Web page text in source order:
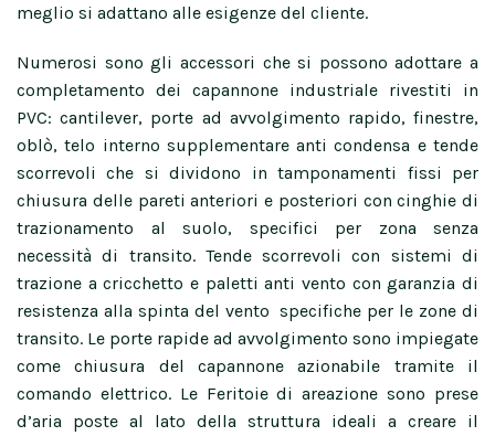
meglio si adattano alle esigenze del cliente.
Numerosi sono gli accessori che si possono adottare a
completamento dei capannone industriale rivestiti in
PVC: cantilever, porte ad avvolgimento rapido, finestre,
oblò, telo interno supplementare anti condensa e tende
scorrevoli che si dividono in tamponamenti fissi per
chiusura delle pareti anteriori e posteriori con cinghie di
trazionamento al suolo, specifici per zona senza
necessità di transito. Tende scorrevoli con sistemi di
trazione a cricchetto e paletti anti vento con garanzia di
resistenza alla spinta del vento specifiche per le zone di
transito. Le porte rapide ad avvolgimento sono impiegate
come chiusura del capannone azionabile tramite il
comando elettrico. Le Feritoie di areazione sono prese
d’aria poste al lato della struttura ideali a creare il